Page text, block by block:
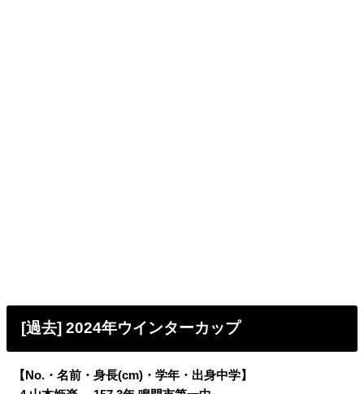
[過去] 2024年ウインターカップ
【No.・名前・身長(cm)・学年・出身中学】